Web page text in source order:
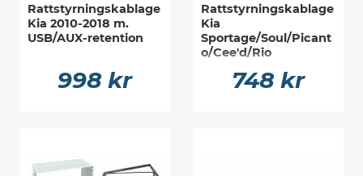
Rattstyrningskablage
Kia 2010-2018 m.
USB/AUX-retention
998 kr
Rattstyrningskablage
Kia
Sportage/Soul/Picant
o/Cee'd/Rio
748 kr